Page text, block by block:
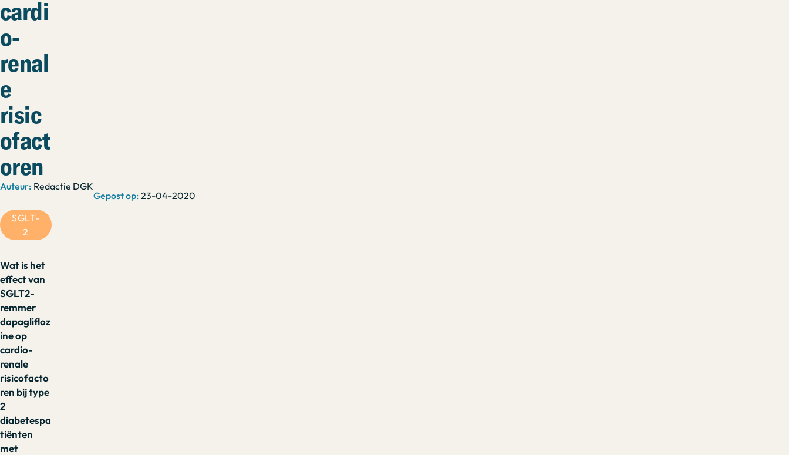
cardi
o-
renal
e
risic
ofact
oren
Redactie DGK
23-04-2020
SGLT-
2
Wat is het
effect van
SGLT2-
remmer
dapaglifloz
ine op
cardio-
renale
risicofacto
ren bij type
2
diabetespa
tiënten
met